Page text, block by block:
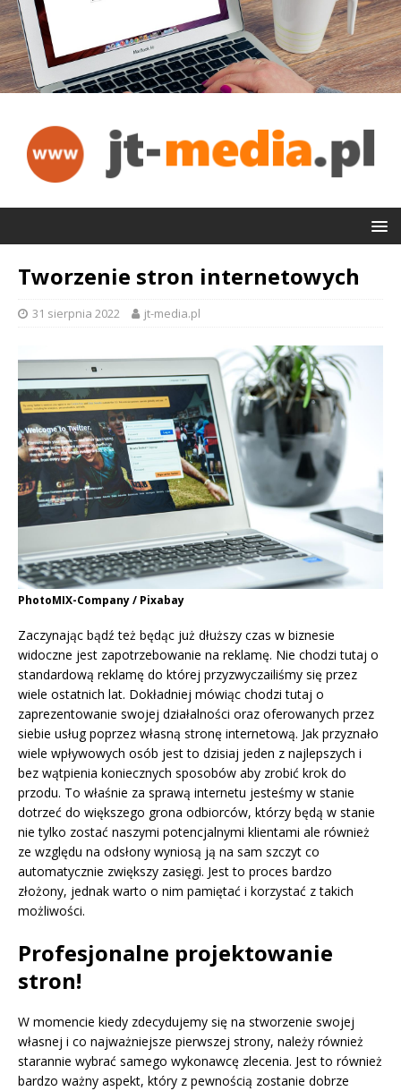
Tworzenie stron internetowych
31 sierpnia 2022 jt-media.pl
PhotoMIX-Company / Pixabay
Zaczynając bądź też będąc już dłuższy czas w biznesie
widoczne jest zapotrzebowanie na reklamę. Nie chodzi tutaj o
standardową reklamę do której przyzwyczailiśmy się przez
wiele ostatnich lat. Dokładniej mówiąc chodzi tutaj o
zaprezentowanie swojej działalności oraz oferowanych przez
siebie usług poprzez własną stronę internetową. Jak przyznało
wiele wpływowych osób jest to dzisiaj jeden z najlepszych i
bez wątpienia koniecznych sposobów aby zrobić krok do
przodu. To właśnie za sprawą internetu jesteśmy w stanie
dotrzeć do większego grona odbiorców, którzy będą w stanie
nie tylko zostać naszymi potencjalnymi klientami ale również
ze względu na odsłony wyniosą ją na sam szczyt co
automatycznie zwiększy zasięgi. Jest to proces bardzo
złożony, jednak warto o nim pamiętać i korzystać z takich
możliwości.
Profesjonalne projektowanie
stron!
W momencie kiedy zdecydujemy się na stworzenie swojej
własnej i co najważniejsze pierwszej strony, należy również
starannie wybrać samego wykonawcę zlecenia. Jest to również
bardzo ważny aspekt, który z pewnością zostanie dobrze